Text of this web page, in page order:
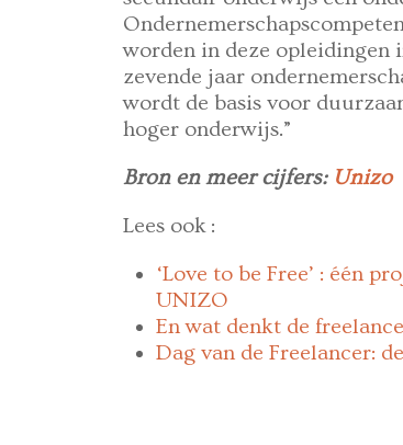
worden in deze opleidingen
zevende jaar
wordt de basis voor
hoger onderwijs.”
Bron en meer cijfers: Unizo
Lees ook :
‘Love to be Free’ : één
UNIZO
En wat denkt de
Dag van de Freelancer: